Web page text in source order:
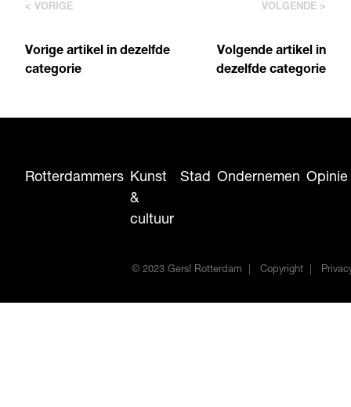
< VORIGE
Vorige artikel in dezelfde
categorie
VOLGENDE >
Volgende artikel in
dezelfde categorie
Rotterdammers Kunst
&
cultuur
Stad Ondernemen Opinie
© 2023 Gers! Rotterdam Copyright